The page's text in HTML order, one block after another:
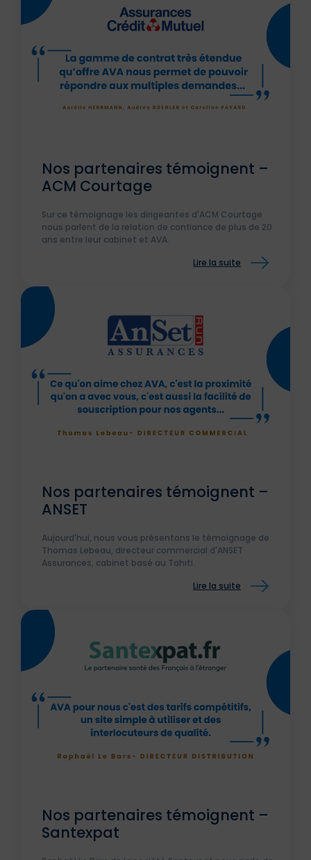
Nos partenaires témoignent –
ACM Courtage
Sur ce témoignage les dirigeantes d'ACM Courtage
nous parlent de la relation de confiance de plus de 20
ans entre leur cabinet et AVA.
Lire la suite
Nos partenaires témoignent –
ANSET
Aujourd'hui, nous vous présentons le témoignage de
Thomas Lebeau, directeur commercial d'ANSET
Assurances, cabinet basé au Tahiti.
Lire la suite
Nos partenaires témoignent –
Santexpat